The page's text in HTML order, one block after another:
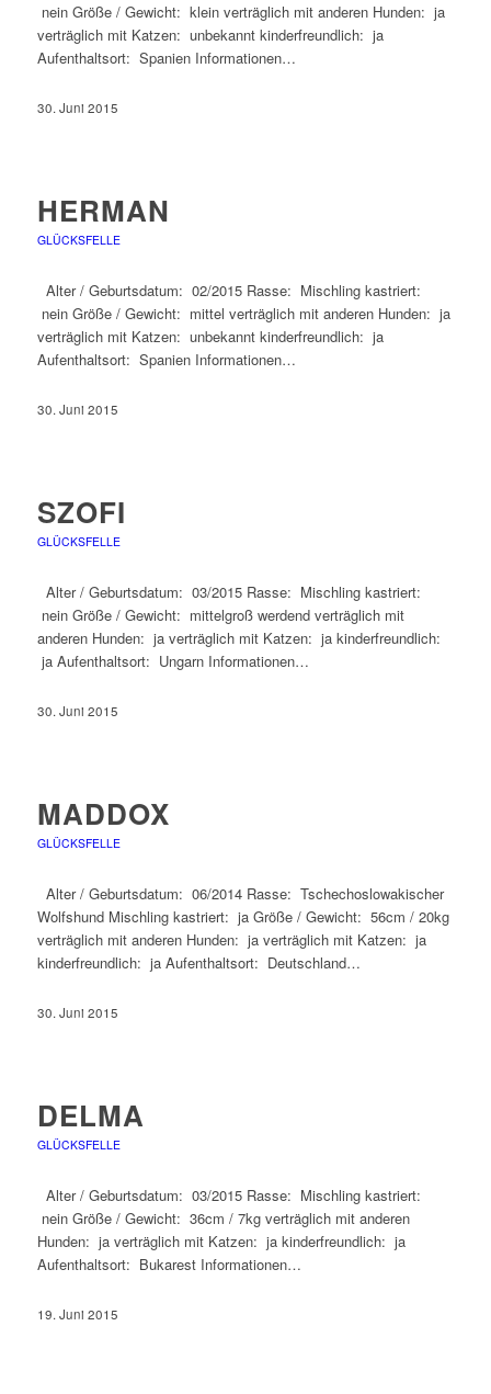
nein Größe / Gewicht: klein verträglich mit anderen Hunden: ja
verträglich mit Katzen: unbekannt kinderfreundlich: ja
Aufenthaltsort: Spanien Informationen…
30. Juni 2015
HERMAN
GLÜCKSFELLE
Alter / Geburtsdatum: 02/2015 Rasse: Mischling kastriert:
nein Größe / Gewicht: mittel verträglich mit anderen Hunden: ja
verträglich mit Katzen: unbekannt kinderfreundlich: ja
Aufenthaltsort: Spanien Informationen…
30. Juni 2015
SZOFI
GLÜCKSFELLE
Alter / Geburtsdatum: 03/2015 Rasse: Mischling kastriert:
nein Größe / Gewicht: mittelgroß werdend verträglich mit
anderen Hunden: ja verträglich mit Katzen: ja kinderfreundlich:
ja Aufenthaltsort: Ungarn Informationen…
30. Juni 2015
MADDOX
GLÜCKSFELLE
Alter / Geburtsdatum: 06/2014 Rasse: Tschechoslowakischer
Wolfshund Mischling kastriert: ja Größe / Gewicht: 56cm / 20kg
verträglich mit anderen Hunden: ja verträglich mit Katzen: ja
kinderfreundlich: ja Aufenthaltsort: Deutschland…
30. Juni 2015
DELMA
GLÜCKSFELLE
Alter / Geburtsdatum: 03/2015 Rasse: Mischling kastriert:
nein Größe / Gewicht: 36cm / 7kg verträglich mit anderen
Hunden: ja verträglich mit Katzen: ja kinderfreundlich: ja
Aufenthaltsort: Bukarest Informationen…
19. Juni 2015